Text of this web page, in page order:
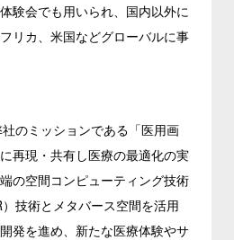
験会でも用いられ、国内以外に
リカ、米国などグローバルに事
のミッションである「医用画
再現・共有し医療の最適化の実
の空間コンピューティング技術
技術とメタバース空間を活用
発を進め、新たな医療体験やサ